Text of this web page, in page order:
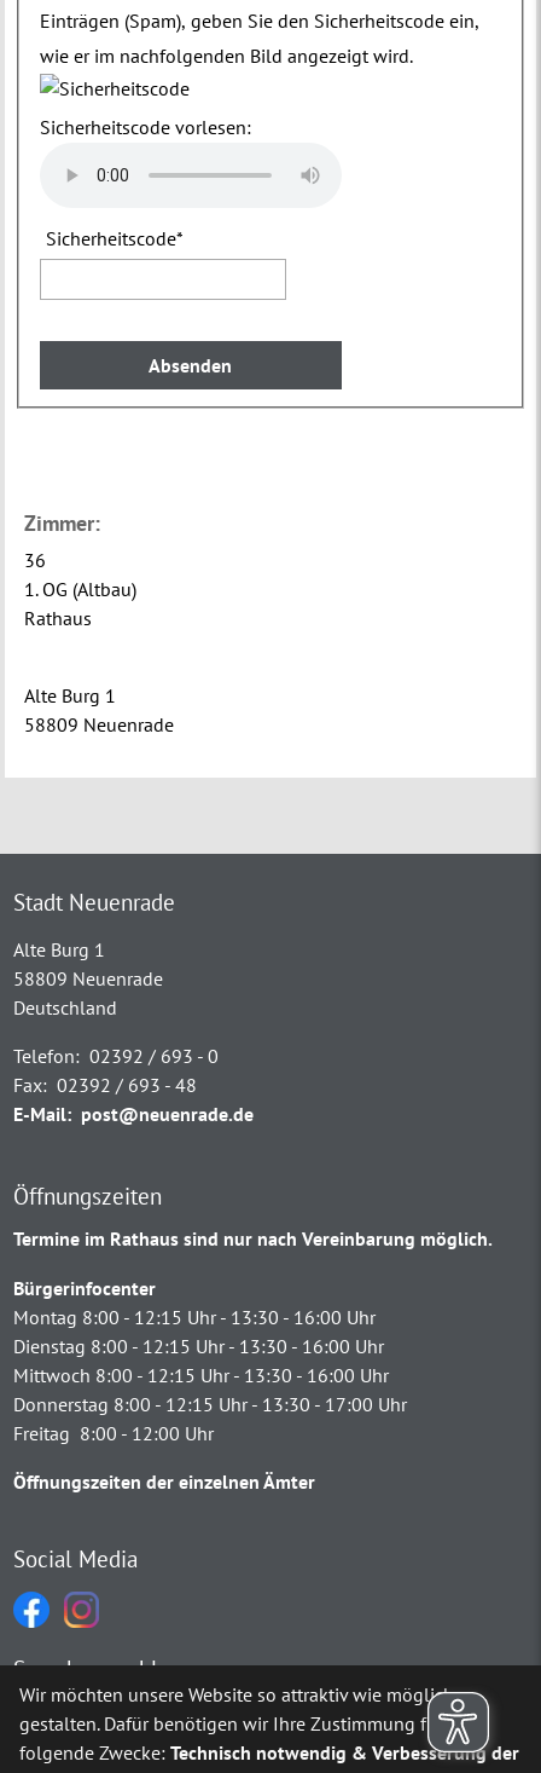
Einträgen (Spam), geben Sie den Sicherheitscode ein,
wie er im nachfolgenden Bild angezeigt wird.
Sicherheitscode vorlesen:
Sicherheitscode*
Zimmer:
36
1. OG (Altbau)
Rathaus
Alte Burg 1
58809 Neuenrade
Stadt Neuenrade
Alte Burg 1
58809 Neuenrade
Deutschland
Telefon: 02392 / 693 - 0
Fax: 02392 / 693 - 48
E-Mail: post@neuenrade.de
Öffnungszeiten
Termine im Rathaus sind nur nach Vereinbarung möglich.
Bürgerinfocenter
Montag 8:00 - 12:15 Uhr - 13:30 - 16:00 Uhr
Dienstag 8:00 - 12:15 Uhr - 13:30 - 16:00 Uhr
Mittwoch 8:00 - 12:15 Uhr - 13:30 - 16:00 Uhr
Donnerstag 8:00 - 12:15 Uhr - 13:30 - 17:00 Uhr
Freitag 8:00 - 12:00 Uhr
Öffnungszeiten der einzelnen Ämter
Social Media
Sprachauswahl
Möchten Sie vonGoogle Translate bereitgestellte externe
Wir möchten unsere Website so attraktiv wie möglich
gestalten. Dafür benötigen wir Ihre Zustimmung für
folgende Zwecke:Technisch notwendig & Verbesserung der